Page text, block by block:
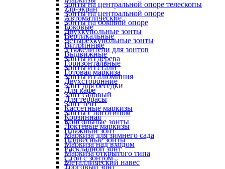
Зонты на центральной опоре телескопы
Зонты на центральной опоре
Зонты на боковой опоре
Двухкупольные зонты
Четырехкупольные зонты
Утяжелители для зонтов
Зонты из дерева
Зонты из стали
Зонты из алюминия
Зонт для беседки
Зонт садовый
Зонт тент
Зонты с логотипом
Консольные зонты
Пляжный зонт
Подвесные зонты
Раскладной зонт
Стол с зонтом
Торговый зонт
Zip-экран
Автоматические
Боковые
Вертикальные
Витринные
Выдвижные
Горизонтальные
Готовая маркиза
Двухсторонние
Для кафе
Для террасы
Кассетные маркизы
Корзинная
Локтевые маркизы
Маркиза для зимнего сада
Маркиза над входом
Маркиза открытого типа
Металлический навес